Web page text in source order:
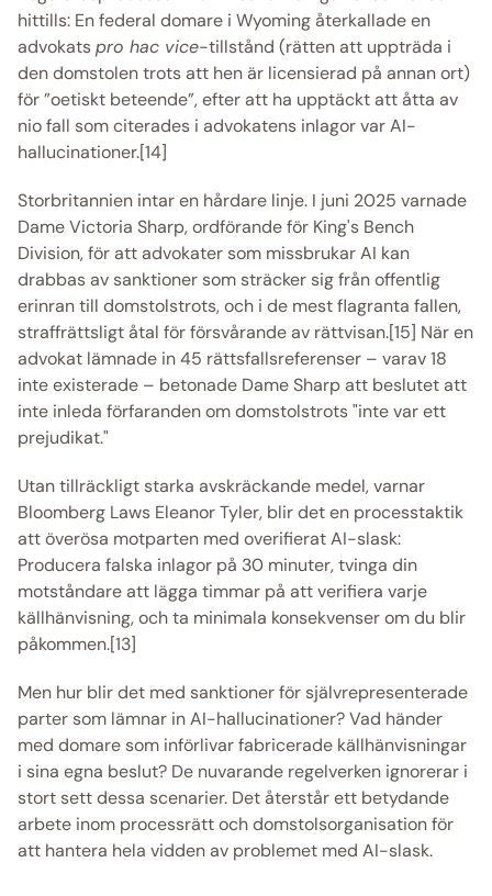
hittills: En federal domare i Wyoming återkallade en
advokats pro hac vice-tillstånd (rätten att uppträda i
den domstolen trots att hen är licensierad på annan ort)
för ”oetiskt beteende”, efter att ha upptäckt att åtta av
nio fall som citerades i advokatens inlagor var AI-
hallucinationer.[14]
Storbritannien intar en hårdare linje. I juni 2025 varnade
Dame Victoria Sharp, ordförande för King's Bench
Division, för att advokater som missbrukar AI kan
drabbas av sanktioner som sträcker sig från offentlig
erinran till domstolstrots, och i de mest flagranta fallen,
straffrättsligt åtal för försvårande av rättvisan.[15] När en
advokat lämnade in 45 rättsfallsreferenser – varav 18
inte existerade – betonade Dame Sharp att beslutet att
inte inleda förfaranden om domstolstrots "inte var ett
prejudikat."
Utan tillräckligt starka avskräckande medel, varnar
Bloomberg Laws Eleanor Tyler, blir det en processtaktik
att överösa motparten med overifierat AI-slask:
Producera falska inlagor på 30 minuter, tvinga din
motståndare att lägga timmar på att verifiera varje
källhänvisning, och ta minimala konsekvenser om du blir
påkommen.[13]
Men hur blir det med sanktioner för självrepresenterade
parter som lämnar in AI-hallucinationer? Vad händer
med domare som införlivar fabricerade källhänvisningar
i sina egna beslut? De nuvarande regelverken ignorerar i
stort sett dessa scenarier. Det återstår ett betydande
arbete inom processrätt och domstolsorganisation för
att hantera hela vidden av problemet med AI-slask.